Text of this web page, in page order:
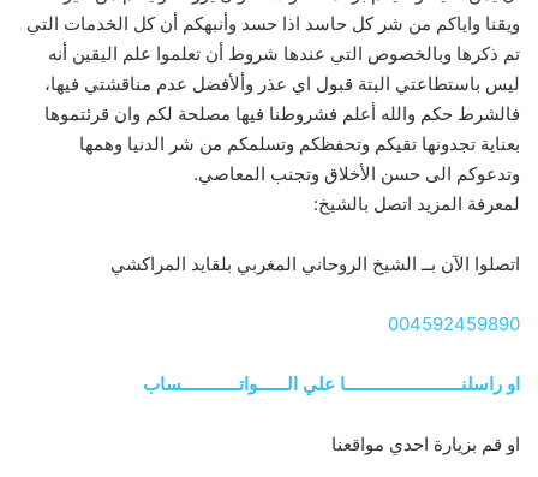
ويقنا واياكم من شر كل حاسد اذا حسد وأنبهكم أن كل الخدمات التي
تم ذكرها وبالخصوص التي عندها شروط أن تعلموا علم اليقين أنه
ليس باستطاعتي البتة قبول اي عذر وألأفضل عدم مناقشتي فيها،
فالشرط حكم والله أعلم فشروطنا فيها مصلحة لكم وان قرئتموها
بعناية تجدونها تقيكم وتحفظكم وتسلمكم من شر الدنيا وهمها
وتدعوكم الى حسن الأخلاق وتجنب المعاصي.
لمعرفة المزيد اتصل بالشيخ:
اتصلوا الآن بــ الشيخ الروحاني المغربي بلقايد المراكشي
004592459890
او راسلنــــــــــــــــــــــــا علي الــــــواتــــــــــــساب
او قم بزيارة احدي مواقعنا